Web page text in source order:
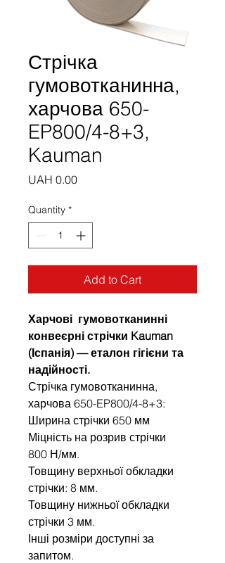
Стрічка
гумовотканинна,
харчова 650-
EP800/4-8+3,
Kauman
UAH 0.00Price
Quantity *
Add to Cart
Харчові гумовотканинні
конвеєрні стрічки Kauman
(Іспанія) — еталон гігієни та
надійності.
Стрічка гумовотканинна,
харчова 650-EP800/4-8+3:
Ширина стрічки 650 мм
Міцність на розрив стрічки
800 Н/мм.
Товщину верхньої обкладки
стрічки: 8 мм.
Товщину нижньої обкладки
стрічки 3 мм.
Інші розміри доступні за
запитом.